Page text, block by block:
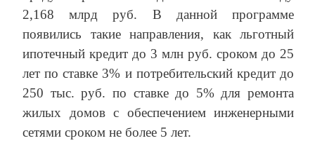
2,168 млрд руб. В данной программе
появились такие направления, как льготный
ипотечный кредит до 3 млн руб. сроком до 25
лет по ставке 3% и потребительский кредит до
250 тыс. руб. по ставке до 5% для ремонта
жилых домов с обеспечением инженерными
сетями сроком не более 5 лет.